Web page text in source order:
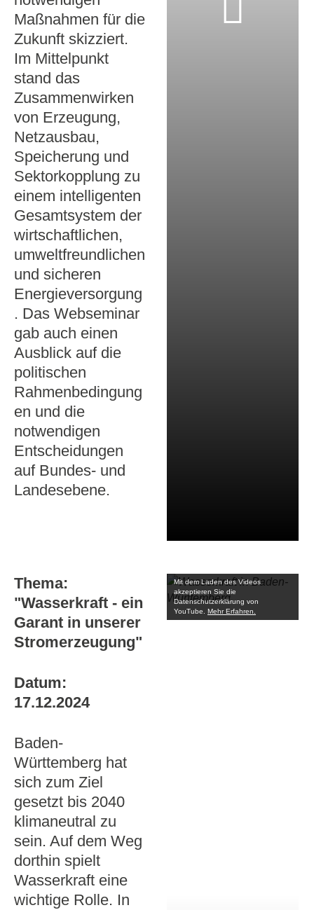
Maßnahmen für die
Zukunft skizziert.
Im Mittelpunkt
stand das
Zusammenwirken
von Erzeugung,
Netzausbau,
Speicherung und
Sektorkopplung zu
einem intelligenten
Gesamtsystem der
wirtschaftlichen,
umweltfreundlichen
und sicheren
Energieversorgung
. Das Webseminar
gab auch einen
Ausblick auf die
politischen
Rahmenbedingung
en und die
notwendigen
Entscheidungen
auf Bundes- und
Landesebene.
Thema:
"Wasserkraft - ein
Garant in unserer
Stromerzeugung"
Datum:
17.12.2024
Baden-
Württemberg hat
sich zum Ziel
gesetzt bis 2040
klimaneutral zu
sein. Auf dem Weg
dorthin spielt
Wasserkraft eine
wichtige Rolle. In
Mit dem Laden des Videos
akzeptieren Sie die
Datenschutzerklärung von
YouTube.
Mehr Erfahren.